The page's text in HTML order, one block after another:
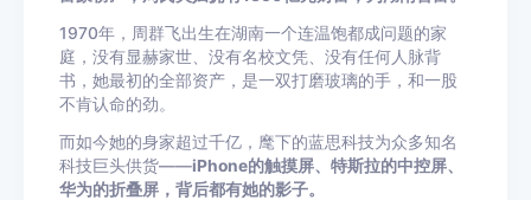
1970年，周群飞出生在湖南一个连温饱都成问题的家
庭，没有显赫家世、没有名校文凭、没有任何人脉背
书，她最初的全部资产，是一双打磨玻璃的手，和一股
不肯认命的劲。
而如今她的身家超过千亿，麾下的蓝思科技为众多知名
科技巨头供货——iPhone的触摸屏、特斯拉的中控屏、
华为的折叠屏，背后都有她的影子。